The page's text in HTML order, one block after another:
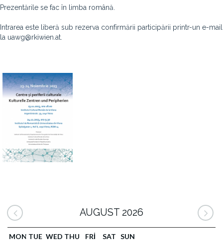
Prezentările se fac în limba română.
Intrarea este liberă sub rezerva confirmării participării printr-un e-mail
la uawg@rkiwien.at.
AUGUST 2026
MON TUE WED THU FRI SAT SUN